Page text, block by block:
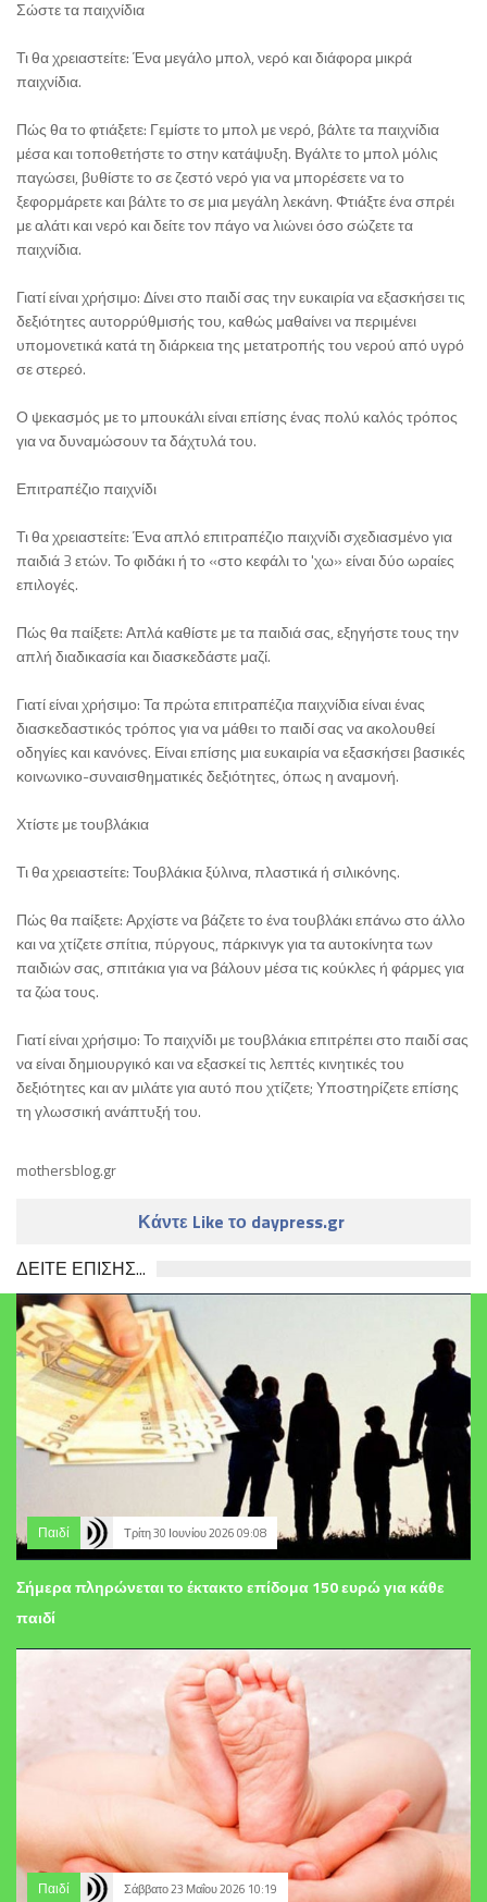
Σώστε τα παιχνίδια
Τι θα χρειαστείτε: Ένα μεγάλο μπολ, νερό και διάφορα μικρά
παιχνίδια.
Πώς θα το φτιάξετε: Γεμίστε το μπολ με νερό, βάλτε τα παιχνίδια
μέσα και τοποθετήστε το στην κατάψυξη. Βγάλτε το μπολ μόλις
παγώσει, βυθίστε το σε ζεστό νερό για να μπορέσετε να το
ξεφορμάρετε και βάλτε το σε μια μεγάλη λεκάνη. Φτιάξτε ένα σπρέι
με αλάτι και νερό και δείτε τον πάγο να λιώνει όσο σώζετε τα
παιχνίδια.
Γιατί είναι χρήσιμο: Δίνει στο παιδί σας την ευκαιρία να εξασκήσει τις
δεξιότητες αυτορρύθμισής του, καθώς μαθαίνει να περιμένει
υπομονετικά κατά τη διάρκεια της μετατροπής του νερού από υγρό
σε στερεό.
Ο ψεκασμός με το μπουκάλι είναι επίσης ένας πολύ καλός τρόπος
για να δυναμώσουν τα δάχτυλά του.
Επιτραπέζιο παιχνίδι
Τι θα χρειαστείτε: Ένα απλό επιτραπέζιο παιχνίδι σχεδιασμένο για
παιδιά 3 ετών. Το φιδάκι ή το «στο κεφάλι το 'χω» είναι δύο ωραίες
επιλογές.
Πώς θα παίξετε: Απλά καθίστε με τα παιδιά σας, εξηγήστε τους την
απλή διαδικασία και διασκεδάστε μαζί.
Γιατί είναι χρήσιμο: Τα πρώτα επιτραπέζια παιχνίδια είναι ένας
διασκεδαστικός τρόπος για να μάθει το παιδί σας να ακολουθεί
οδηγίες και κανόνες. Είναι επίσης μια ευκαιρία να εξασκήσει βασικές
κοινωνικο-συναισθηματικές δεξιότητες, όπως η αναμονή.
Χτίστε με τουβλάκια
Τι θα χρειαστείτε: Τουβλάκια ξύλινα, πλαστικά ή σιλικόνης.
Πώς θα παίξετε: Αρχίστε να βάζετε το ένα τουβλάκι επάνω στο άλλο
και να χτίζετε σπίτια, πύργους, πάρκινγκ για τα αυτοκίνητα των
παιδιών σας, σπιτάκια για να βάλουν μέσα τις κούκλες ή φάρμες για
τα ζώα τους.
Γιατί είναι χρήσιμο: Το παιχνίδι με τουβλάκια επιτρέπει στο παιδί σας
να είναι δημιουργικό και να εξασκεί τις λεπτές κινητικές του
δεξιότητες και αν μιλάτε για αυτό που χτίζετε; Υποστηρίζετε επίσης
τη γλωσσική ανάπτυξή του.
mothersblog.gr
Κάντε Like το daypress.gr
ΔΕΙΤΕ ΕΠΙΣΗΣ...
Παιδί Τρίτη 30 Ιουνίου 2026 09:08
Σήμερα πληρώνεται το έκτακτο επίδομα 150 ευρώ για κάθε
παιδί
Παιδί Σάββατο 23 Μαΐου 2026 10:19